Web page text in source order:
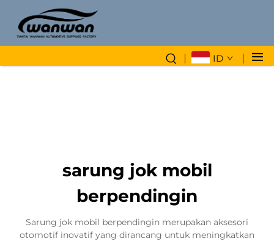
ID
sarung jok mobil
berpendingin
Sarung jok mobil berpendingin merupakan aksesori
otomotif inovatif yang dirancang untuk meningkatkan